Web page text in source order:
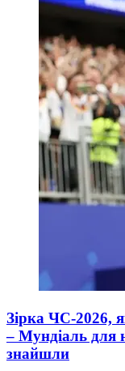
Зірка ЧС-2026,
– Мундіаль для
знайшли